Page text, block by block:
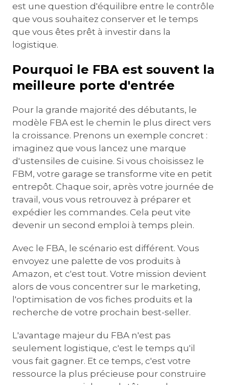
est une question d'équilibre entre le contrôle
que vous souhaitez conserver et le temps
que vous êtes prêt à investir dans la
logistique.
Pourquoi le FBA est souvent la
meilleure porte d'entrée
Pour la grande majorité des débutants, le
modèle FBA est le chemin le plus direct vers
la croissance. Prenons un exemple concret :
imaginez que vous lancez une marque
d'ustensiles de cuisine. Si vous choisissez le
FBM, votre garage se transforme vite en petit
entrepôt. Chaque soir, après votre journée de
travail, vous vous retrouvez à préparer et
expédier les commandes. Cela peut vite
devenir un second emploi à temps plein.
Avec le FBA, le scénario est différent. Vous
envoyez une palette de vos produits à
Amazon, et c'est tout. Votre mission devient
alors de vous concentrer sur le marketing,
l'optimisation de vos fiches produits et la
recherche de votre prochain best-seller.
L'avantage majeur du FBA n'est pas
seulement logistique, c'est le temps qu'il
vous fait gagner. Et ce temps, c'est votre
ressource la plus précieuse pour construire